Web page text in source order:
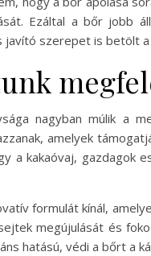
Ezáltal a bőr jobb
szerepet is betölt a
nagyban múlik a
amelyek
a kakaóvaj, gazdagok
formulát kínál,
megújulását és
hatású, védi a bőrt a